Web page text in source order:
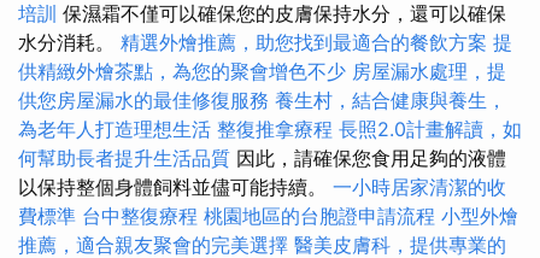
培訓 保濕霜不僅可以確保您的皮膚保持水分，還可以確保
水分消耗。 精選外燴推薦，助您找到最適合的餐飲方案 提
供精緻外燴茶點，為您的聚會增色不少 房屋漏水處理，提
供您房屋漏水的最佳修復服務 養生村，結合健康與養生，
為老年人打造理想生活 整復推拿療程 長照2.0計畫解讀，如
何幫助長者提升生活品質 因此，請確保您食用足夠的液體
以保持整個身體飼料並儘可能持續。 一小時居家清潔的收
費標準 台中整復療程 桃園地區的台胞證申請流程 小型外燴
推薦，適合親友聚會的完美選擇 醫美皮膚科，提供專業的